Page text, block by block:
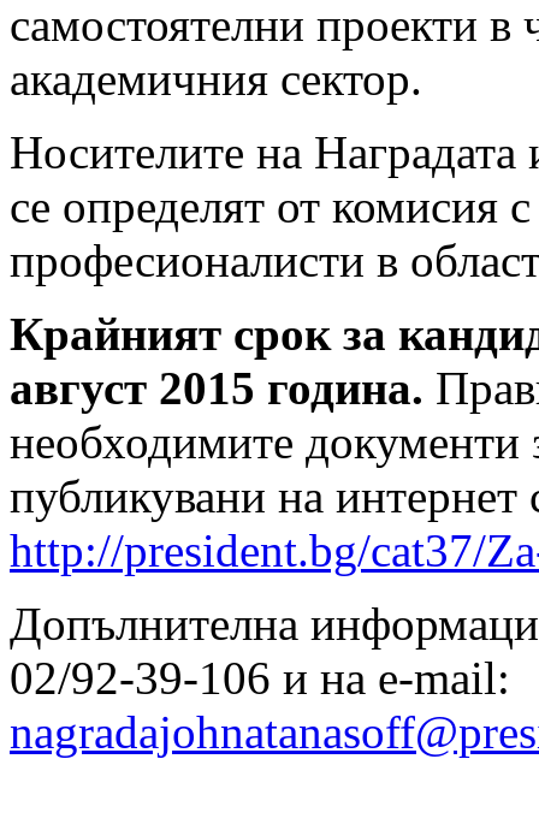
самостоятелни проекти в
академичния сектор.
Носителите на
се определят от комисия
професионалисти в
Крайният срок за
август 2015 година.
необходимите документи
публикувани на интернет
http://president.bg/cat37/
Допълнителна
02/92-39-106 и на е-mail: